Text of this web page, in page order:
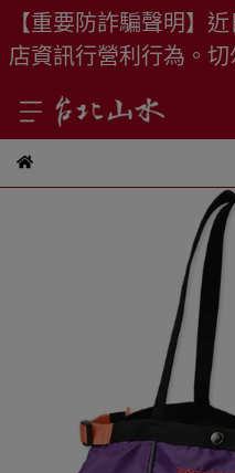
【重要防詐騙聲明】
店資訊行營利行為。切